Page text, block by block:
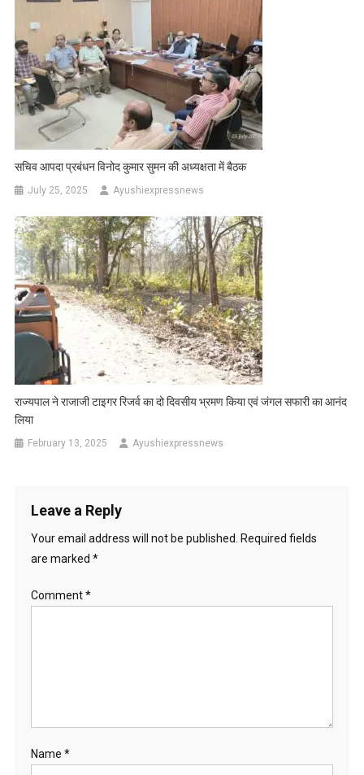
सचिव आपदा प्रबंधन विनोद कुमार सुमन की अध्यक्षता में बैठक
July 25, 2025 Ayushiexpressnews
राज्यपाल ने राजाजी टाइगर रिजर्व का दो दिवसीय भ्रमण किया एवं जंगल सफारी का आनंद
लिया
February 13, 2025 Ayushiexpressnews
Leave a Reply
Your email address will not be published.
Required fields
are marked *
Comment*
Name *